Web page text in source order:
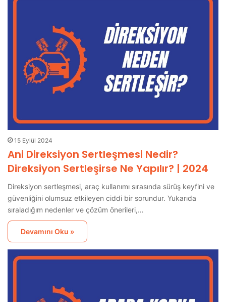
15 Eylül 2024
Ani Direksiyon Sertleşmesi Nedir?
Direksiyon Sertleşirse Ne Yapılır? | 2024
Direksiyon sertleşmesi, araç kullanımı sırasında sürüş keyfini ve
güvenliğini olumsuz etkileyen ciddi bir sorundur. Yukarıda
sıraladığım nedenler ve çözüm önerileri,…
Devamını Oku »